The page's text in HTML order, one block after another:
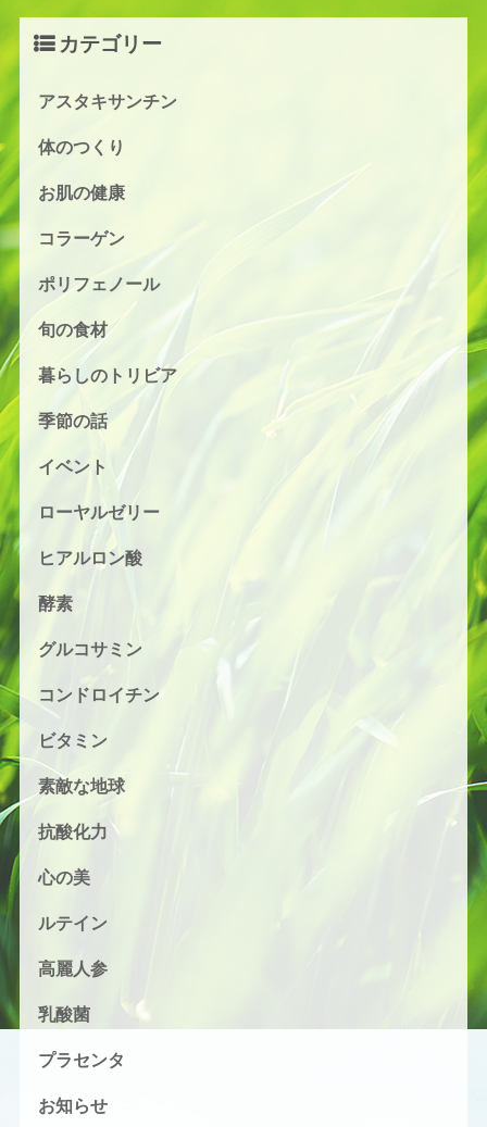
カテゴリー
アスタキサンチン
体のつくり
お肌の健康
コラーゲン
ポリフェノール
旬の食材
暮らしのトリビア
季節の話
イベント
ローヤルゼリー
ヒアルロン酸
酵素
グルコサミン
コンドロイチン
ビタミン
素敵な地球
抗酸化力
心の美
ルテイン
高麗人参
乳酸菌
プラセンタ
お知らせ